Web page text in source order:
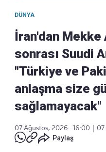
DÜNYA
İran'dan Mekke
sonrası Suudi
"Türkiye ve
anlaşma size
sağlamayacak"
07 Ağustos, 2026 - 16:00
07
Paylaş